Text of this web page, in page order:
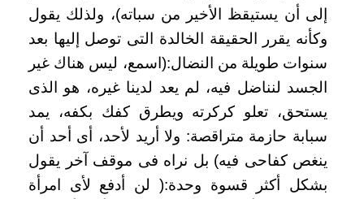
إلى أن يستيقظ الأخير من سباته)، ولذلك يقول
وكأنه يقرر الحقيقة الخالدة التى توصل إليها بعد
سنوات طويلة من النضال:(اسمع، ليس هناك غير
الجسد لنناضل فيه، لم يعد لدينا غيره، هو الذى
يستحق، تعلو كركرته ويطرق كفك بكفه، يمد
سبابة حازمة متراقصة: ولا أريد لأحد، أى أحد أن
ينغص كفاحى فيه) بل نراه فى موقف آخر يقول
بشكل أكثر قسوة وحدة:( لن أدفع لأى امرأة